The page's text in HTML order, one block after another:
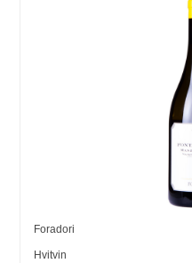
Foradori
Hvitvin